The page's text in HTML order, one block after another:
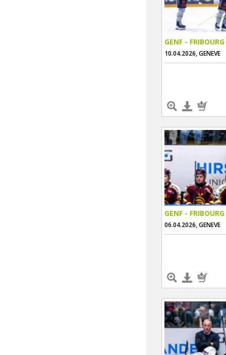
GENF - FRIBOURG
10.04.2026, GENEVE
GENF - FRIBOURG
06.04.2026, GENEVE